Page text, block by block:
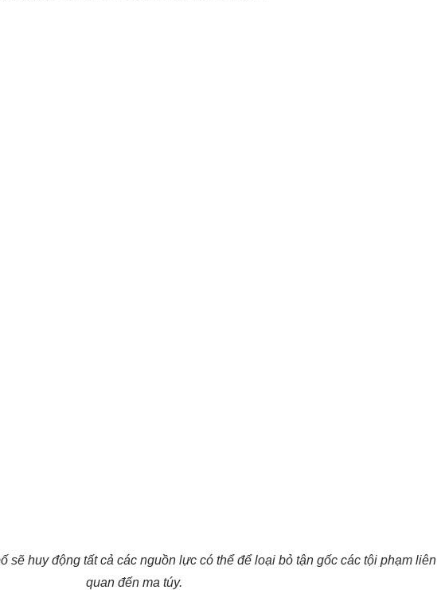
sẽ huy động tất cả các nguồn lực có thể để loại bỏ tận gốc các tội phạm liên
quan đến ma túy.